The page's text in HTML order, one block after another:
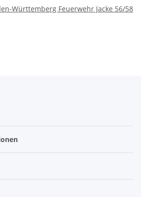
Württemberg Feuerwehr Jacke 56/58